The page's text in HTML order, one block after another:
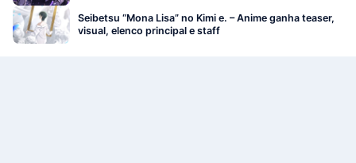
Seibetsu “Mona Lisa” no Kimi e. – Anime ganha teaser,
visual, elenco principal e staff